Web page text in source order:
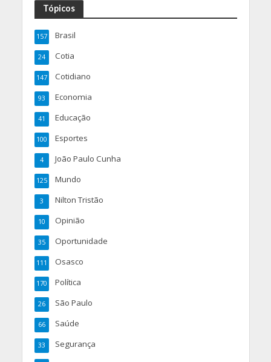
Tópicos
Brasil
157
Cotia
24
Cotidiano
147
Economia
93
Educação
41
Esportes
100
João Paulo Cunha
4
Mundo
125
Nilton Tristão
3
Opinião
10
Oportunidade
35
Osasco
111
Política
170
São Paulo
26
Saúde
66
Segurança
33